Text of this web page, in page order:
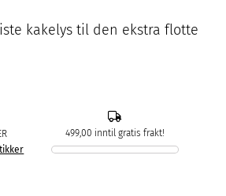
kakelys til den ekstra flotte
499,00 inntil gratis frakt!